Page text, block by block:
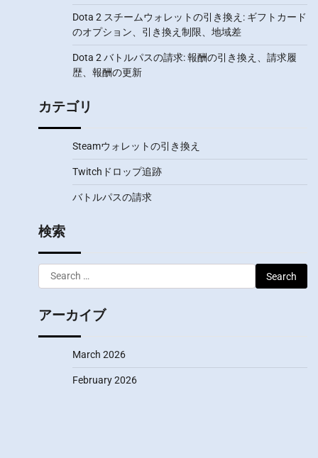
Dota 2 スチームウォレットの引き換え: ギフトカード
のオプション、引き換え制限、地域差
Dota 2 バトルパスの請求: 報酬の引き換え、請求履
歴、報酬の更新
カテゴリ
Steamウォレットの引き換え
Twitchドロップ追跡
バトルパスの請求
検索
Search
for:
アーカイブ
March 2026
February 2026